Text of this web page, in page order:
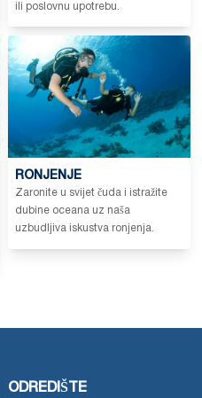
ili poslovnu upotrebu.
RONJENJE
Zaronite u svijet čuda i istražite
dubine oceana uz naša
uzbudljiva iskustva ronjenja.
ODREDIŠTE